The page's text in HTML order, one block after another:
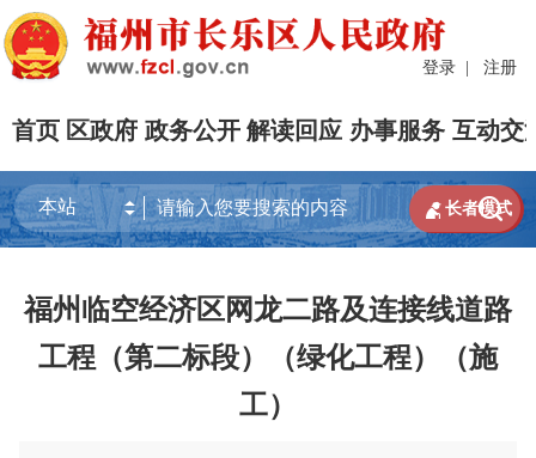
登录 | 注册
首页 区政府 政务公开 解读回应 办事服务 互动交

 长者模式
福州临空经济区网龙二路及连接线道路
工程（第二标段）（绿化工程）（施
工）